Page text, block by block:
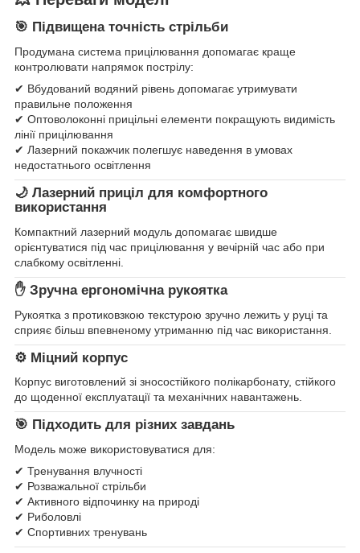
🎯 Підвищена точність стрільби
Продумана система прицілювання допомагає краще
контролювати напрямок пострілу:
✔ Вбудований водяний рівень допомагає утримувати
правильне положення
✔ Оптоволоконні прицільні елементи покращують видимість
лінії прицілювання
✔ Лазерний покажчик полегшує наведення в умовах
недостатнього освітлення
🌙 Лазерний приціл для комфортного
використання
Компактний лазерний модуль допомагає швидше
орієнтуватися під час прицілювання у вечірній час або при
слабкому освітленні.
✋ Зручна ергономічна рукоятка
Рукоятка з протиковзкою текстурою зручно лежить у руці та
сприяє більш впевненому утриманню під час використання.
⚙ Міцний корпус
Корпус виготовлений зі зносостійкого полікарбонату, стійкого
до щоденної експлуатації та механічних навантажень.
🎯 Підходить для різних завдань
Модель може використовуватися для:
✔ Тренування влучності
✔ Розважальної стрільби
✔ Активного відпочинку на природі
✔ Риболовлі
✔ Спортивних тренувань